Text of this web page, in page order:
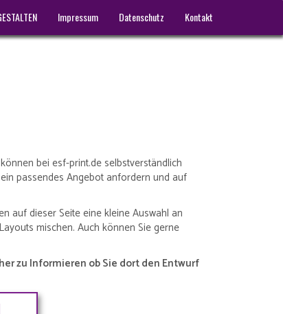
Impressum Datenschutz Kontakt
bei esf-print.de selbstverständlich
passendes Angebot anfordern und auf
auf dieser Seite eine kleine Auswahl an
mischen. Auch können Sie gerne
zu Informieren ob Sie dort den Entwurf